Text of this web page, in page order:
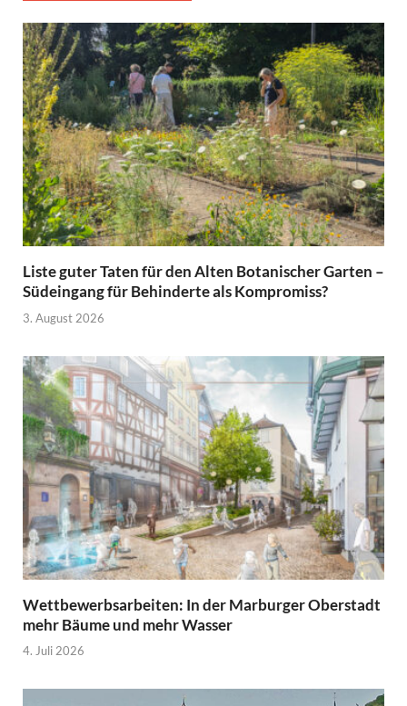
Liste guter Taten für den Alten Botanischer Garten –
Südeingang für Behinderte als Kompromiss?
3. August 2026
Wettbewerbsarbeiten: In der Marburger Oberstadt
mehr Bäume und mehr Wasser
4. Juli 2026